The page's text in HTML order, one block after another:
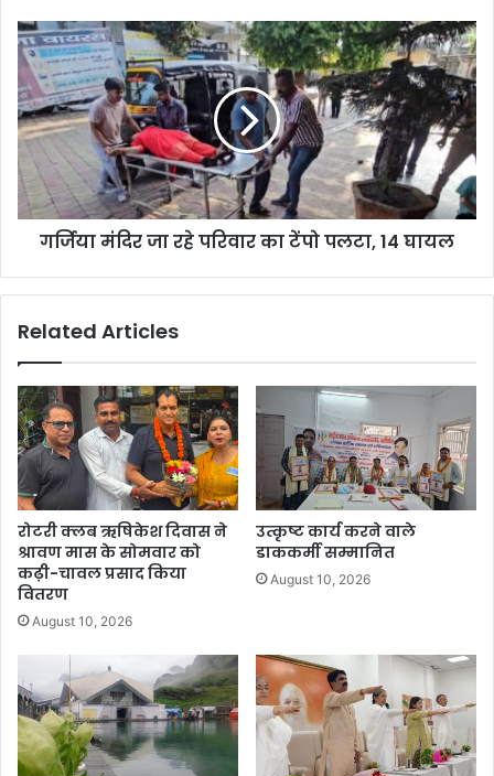
गर्जिया मंदिर जा रहे परिवार का टेंपो पलटा, 14 घायल
Related Articles
रोटरी क्लब ऋषिकेश दिवास ने
श्रावण मास के सोमवार को
कढ़ी-चावल प्रसाद किया
वितरण
August 10, 2026
उत्कृष्ट कार्य करने वाले
डाककर्मी सम्मानित
August 10, 2026